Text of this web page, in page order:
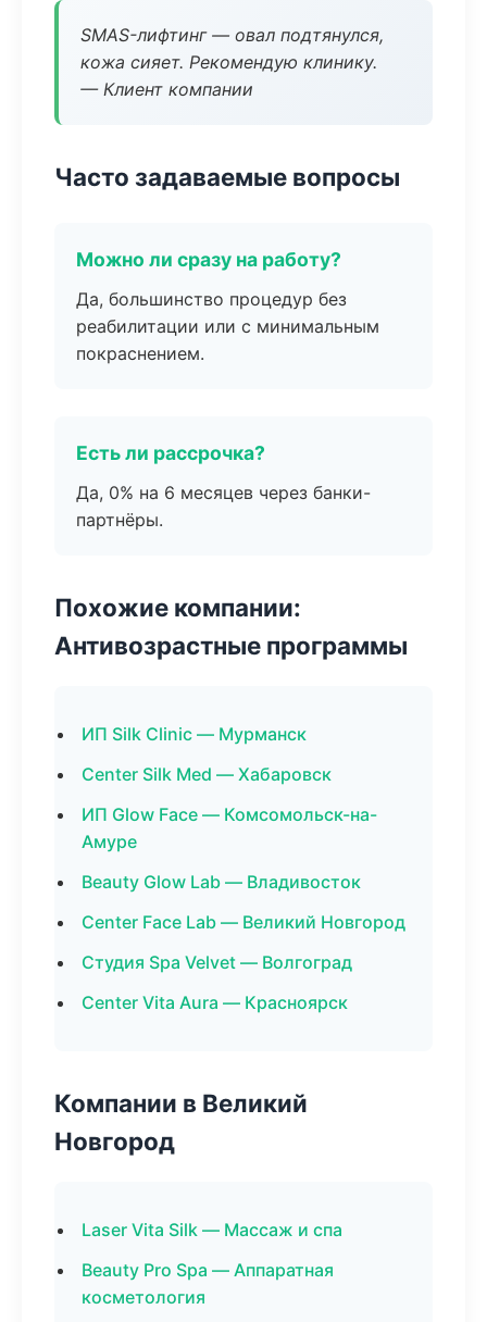
SMAS-лифтинг — овал подтянулся,
кожа сияет. Рекомендую клинику.
— Клиент компании
Часто задаваемые вопросы
Можно ли сразу на работу?
Да, большинство процедур без
реабилитации или с минимальным
покраснением.
Есть ли рассрочка?
Да, 0% на 6 месяцев через банки-
партнёры.
Похожие компании:
Антивозрастные программы
ИП Silk Clinic — Мурманск
Center Silk Med — Хабаровск
ИП Glow Face — Комсомольск-на-
Амуре
Beauty Glow Lab — Владивосток
Center Face Lab — Великий Новгород
Студия Spa Velvet — Волгоград
Center Vita Aura — Красноярск
Компании в Великий
Новгород
Laser Vita Silk — Массаж и спа
Beauty Pro Spa — Аппаратная
косметология